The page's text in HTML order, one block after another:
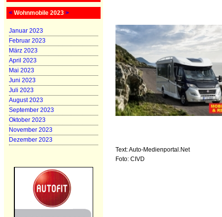
< Wohnmobile 2023 >
Januar 2023
Februar 2023
März 2023
April 2023
Mai 2023
Juni 2023
Juli 2023
August 2023
September 2023
Oktober 2023
November 2023
Dezember 2023
Text: Auto-Medienportal.Net
Foto: CIVD